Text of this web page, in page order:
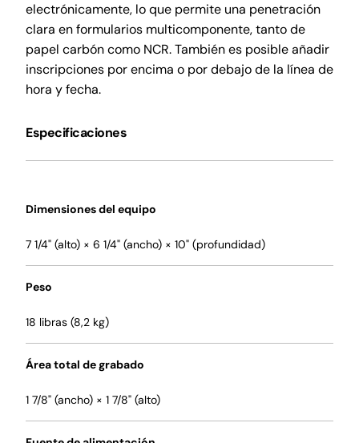
electrónicamente, lo que permite una penetración
clara en formularios multicomponente, tanto de
papel carbón como NCR. También es posible añadir
inscripciones por encima o por debajo de la línea de
hora y fecha.
Especificaciones
Dimensiones del equipo
7 1/4" (alto) × 6 1/4" (ancho) × 10" (profundidad)
Peso
18 libras (8,2 kg)
Área total de grabado
1 7/8" (ancho) × 1 7/8" (alto)